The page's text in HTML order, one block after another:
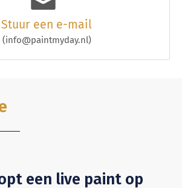
Stuur een e-mail
(info@paintmyday.nl)
een live paint op